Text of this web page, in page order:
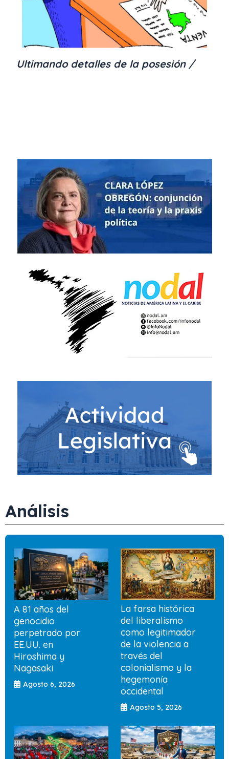
Ultimando detalles de la posesión /
Análisis
A 81 años del
genocidio
perpetrado por
EE.UU. en
Hiroshima y
Nagasaki
Agosto 6, 2026
La farsa histórica
del liberalismo
como legitimador
de la violencia a
través del
colonialismo y la
hegemonía
occidental
Agosto 5, 2026